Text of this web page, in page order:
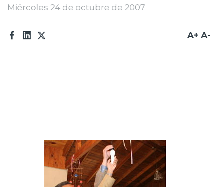
Acceso trabajadores/as
Miércoles 24 de octubre de 2007
A+ A-